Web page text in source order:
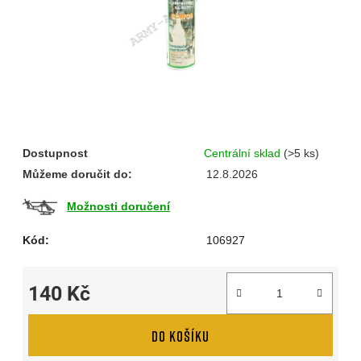
Dostupnost Centrální sklad (>5 ks)
Můžeme doručit do:
12.8.2026
Možnosti doručení
Kód: 106927
140 Kč
Měrná cena:
DO KOŠÍKU